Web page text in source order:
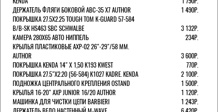
ДЕРЖАТЕЛЬ ФЛЯГИ БОКОВОЙ ABC-35 X7 AUTHOR
1 490Р.
ПОКРЫШКА 27.5X2.25 TOUGH TOM K-GUARD 57-584
B/B-SK HS463 SBC SCHWALBE
3 132Р.
КАМЕРА 280Х65 АВТО НИППЕЛЬ
234Р.
КРЫЛЬЯ ПЛАСТИКОВЫЕ AXP-02 26"-29"/58 ММ.
AUTHOR
3 600Р.
ПОКРЫШКА KENDA 14" Х 1,50 K193 KWEST
770Р.
ПОКРЫШКА 27.5"Х2.20 (56-584) K1027 KADRE. KENDA
2 100Р.
ПОДНОЖКА ЦЕНТРАЛЬНОГО КРЕПЛЕНИЯ OSTAND
1 500Р.
КРЫЛЬЯ 16-20" AXP JUNIOR 16/20 AUTHOR
1 120Р.
МАШИНКА ДЛЯ ЧИСТКИ ЦЕПИ BARBIERI
1 243Р.